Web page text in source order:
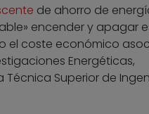
de ahorro de
encender y apagar
el coste económico
Energéticas,
Técnica Superior de